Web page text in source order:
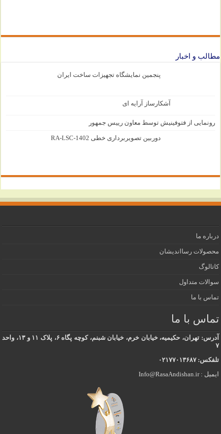
مطالب و اخبار
پنجمین نمایشگاه تجهیزات ساخت ایران
آشکارساز آرایه ای
رونمایی از فتوفینیش توسط معاون رییس جمهور
دوربین تصویربرداری خطی RA-LSC-1402
درباره ما
محصولات رسااندیشان
کاتالوگ
سوالات متداول
تماس با ما
تماس با ما
آدرس: تهران، حکیمیه، خیابان خرم، خیابان شبنم، کوچه پگاه ۶، پلاک ۱۱ و ۱۳، واحد
۷
تلفکس: ۰۲۱۷۷۰۱۳۶۸۷
ایمیل : Info@RasaAndishan.ir